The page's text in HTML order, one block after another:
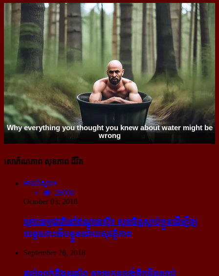
សោភ័ណភាព សុខភាព ជីវិត
អានពិស្ដារ
26008
October 03, 2018
គ្រោះធម្មជាតិនៅឥណ្ឌូនេស៊ី៖ សុខចិត្ត​ស្លាប់​ខ្លួន​ដើម្បី​ឲ្យ​
យន្ដហោះ​ងើប​ខ្លួន​ដោយ​សុវត្ថិភាព
September 28, 2018
រវល់​ឈ្លក់​នឹង​ទូរស័ព្ទ ទុក​ឲ្យ​កូន​លង់​ទឹក​ជិត​ស្លាប់